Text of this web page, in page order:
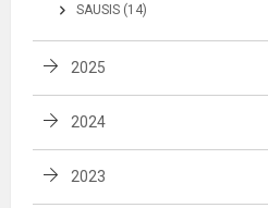
SAUSIS (14)
2025
2024
2023